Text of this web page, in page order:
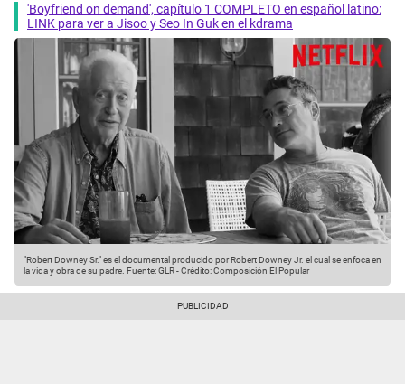
'Boyfriend on demand', capítulo 1 COMPLETO en español latino:
LINK para ver a Jisoo y Seo In Guk en el kdrama
"Robert Downey Sr." es el documental producido por Robert Downey Jr. el cual se enfoca en
la vida y obra de su padre. Fuente: GLR-Crédito: Composición El Popular